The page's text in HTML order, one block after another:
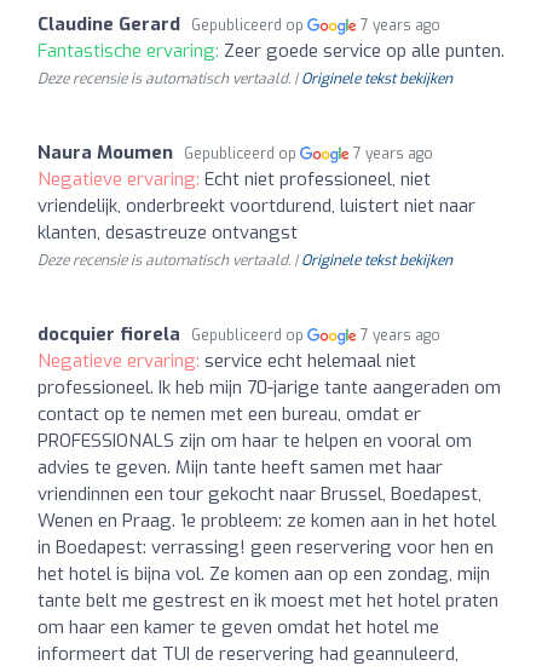
Claudine Gerard Gepubliceerd op 7 years ago
Fantastische ervaring: Zeer goede service op alle punten.
Deze recensie is automatisch vertaald. |Originele tekst bekijken
Naura Moumen Gepubliceerd op 7 years ago
Negatieve ervaring: Echt niet professioneel, niet
vriendelijk, onderbreekt voortdurend, luistert niet naar
klanten, desastreuze ontvangst
Deze recensie is automatisch vertaald. |Originele tekst bekijken
docquier fiorela Gepubliceerd op 7 years ago
Negatieve ervaring: service echt helemaal niet
professioneel. Ik heb mijn 70-jarige tante aangeraden om
contact op te nemen met een bureau, omdat er
PROFESSIONALS zijn om haar te helpen en vooral om
advies te geven. Mijn tante heeft samen met haar
vriendinnen een tour gekocht naar Brussel, Boedapest,
Wenen en Praag. 1e probleem: ze komen aan in het hotel
in Boedapest: verrassing! geen reservering voor hen en
het hotel is bijna vol. Ze komen aan op een zondag, mijn
tante belt me gestrest en ik moest met het hotel praten
om haar een kamer te geven omdat het hotel me
informeert dat TUI de reservering had geannuleerd,